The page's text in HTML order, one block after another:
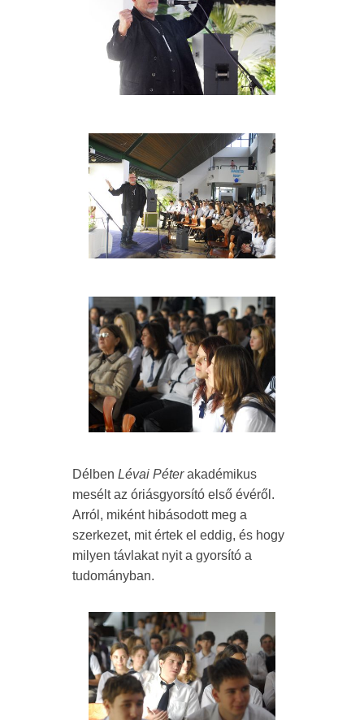
Délben Lévai Péterakadémikus
mesélt az óriásgyorsító első évéről.
Arról, miként hibásodott meg a
szerkezet, mit értek el eddig, és hogy
milyen távlakat nyit a gyorsító a
tudományban.